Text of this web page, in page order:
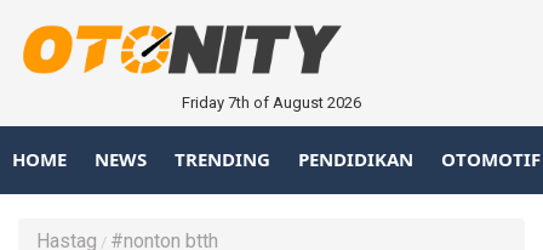
Friday 7th of August 2026
HOME NEWS TRENDING PENDIDIKAN OTOMOTIF
Hastag #nonton btth